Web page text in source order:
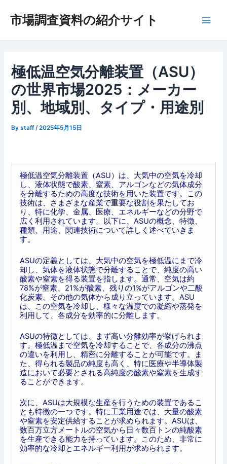
市場調査資料の紹介サイト
極低温空気分離装置（ASU）
の世界市場2025：メーカー
別、地域別、タイプ・用途別
Bystaff /2025年5月15日
極低温空気分離装置（ASU）は、大気中の空気を冷却
し、液体状態で酸素、窒素、アルゴンなどの気体成分
を分離するための高度な技術を用いた装置です。この
技術は、さまざまな産業で重要な役割を果たしてお
り、特に化学、金属、医療、エネルギーなどの分野で
広く利用されています。以下に、ASUの概念、特徴、
種類、用途、関連技術について詳しく述べていきま
す。
ASUの定義としては、大気中の空気を極低温にまで冷
却し、気体を液体状態で分離することで、純度の高い
酸素や窒素を得る装置を指します。通常、空気は約
78%が窒素、21%が酸素、残りの1%がアルゴンや二酸
化炭素、その他の気体から成り立っています。ASU
は、この空気を冷却し、様々な温度での凝縮や蒸発を
利用して、各成分を効率的に分離します。
ASUの特徴としては、まず高い分離効率が挙げられま
す。極低温まで空気を冷却することで、各成分の沸点
の違いを利用し、精密に分離することが可能です。ま
た、得られる製品の純度も高く、特に医療や半導体製
造において必要とされる高純度の酸素や窒素を生成す
ることができます。
次に、ASUは大規模な生産を行うための装置であるこ
とも特徴の一つです。特に工業用途では、大量の酸素
や窒素を安定供給することが求められます。ASUは、
数百万立方メートルの空気から日々数百トンの純酸素
を生産できる能力を持っています。このため、非常に
効率的な冷却とエネルギー利用が求められます。